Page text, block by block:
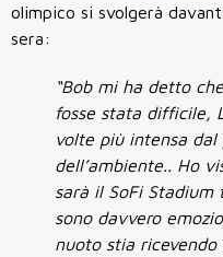
olimpico si svolgerà
sera:
“Bob mi ha detto
fosse stata difficile,
volte più intensa
dell’ambiente.. Ho
sarà il SoFi
sono davvero
nuoto stia